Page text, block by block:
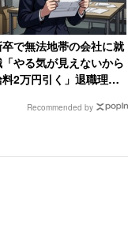
る。売る側だけで
的サービスである
される。
どの悲劇は、圧
社会平和につ
ェアリングエ
卒で無法地帯の会社に就
やる気が見えないから
2万円引く」退職理由
ボーナス6万円」だった女
Recommended by